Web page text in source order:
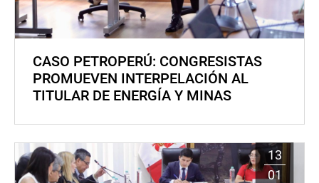
CASO PETROPERÚ: CONGRESISTAS
PROMUEVEN INTERPELACIÓN AL
TITULAR DE ENERGÍA Y MINAS
13
01